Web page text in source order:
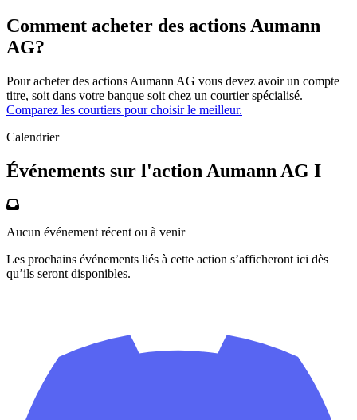
Comment acheter des actions Aumann
AG?
Pour acheter des actions Aumann AG vous devez avoir un compte
titre, soit dans votre banque soit chez un courtier spécialisé.
Comparez les courtiers pour choisir le meilleur.
Calendrier
Événements sur l'action Aumann AG I
Aucun événement récent ou à venir
Les prochains événements liés à cette action s’afficheront ici dès
qu’ils seront disponibles.